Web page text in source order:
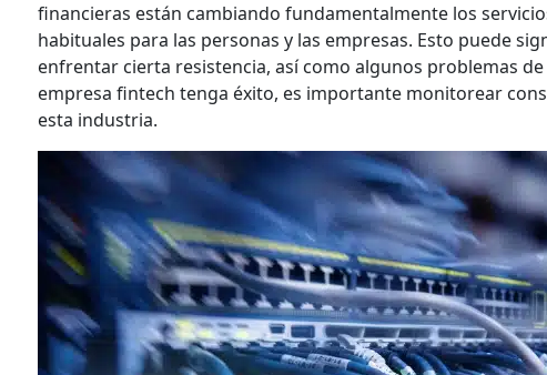
financieras están cambiando fundamentalmente los
habituales para las personas y las empresas. Esto puede
enfrentar cierta resistencia, así como algunos problemas
empresa fintech tenga éxito, es importante monitorear
esta industria.